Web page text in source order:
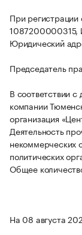
При
Юридический
Председатель
В соответствии
компании
организация
Деятельность
некоммерческих
политических
Общее
На 08 августа